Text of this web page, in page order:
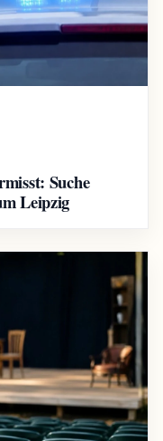
Suche
Leipzig